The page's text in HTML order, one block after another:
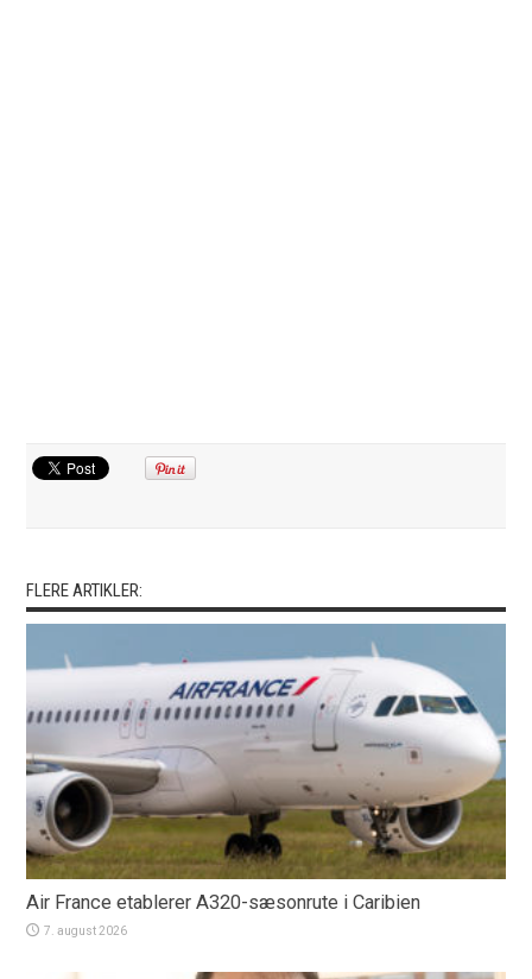
FLERE ARTIKLER:
Air France etablerer A320-sæsonrute i Caribien
7. august 2026